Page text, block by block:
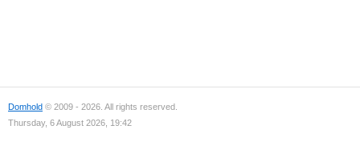
Domhold © 2009 - 2026. All rights reserved.
Thursday, 6 August 2026, 19:42